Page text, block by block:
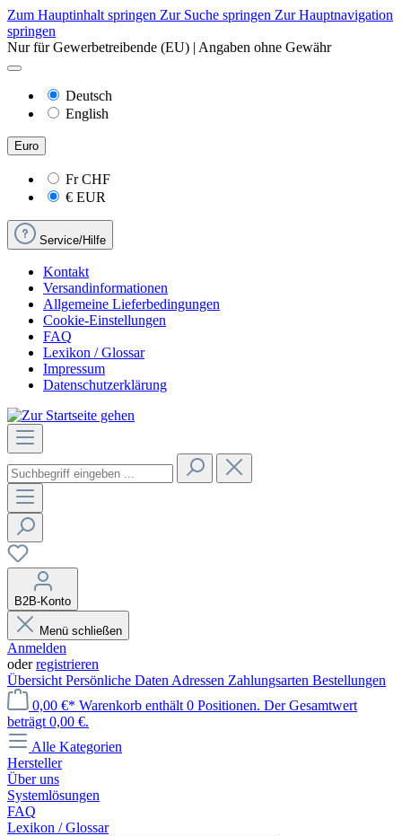
Zum Hauptinhalt springen Zur Suche springen Zur Hauptnavigation
springen
Nur für Gewerbetreibende (EU) | Angaben ohne Gewähr
Deutsch
English
Euro
FrCHF
€ EUR
Service/Hilfe
Kontakt
Versandinformationen
Allgemeine Lieferbedingungen
Cookie-Einstellungen
FAQ
Lexikon / Glossar
Impressum
Datenschutzerklärung
B2B-Konto
Menü schließen
Anmelden
oderregistrieren
Übersicht Persönliche Daten Adressen Zahlungsarten Bestellungen
0,00 €* Warenkorb enthält 0 Positionen. Der Gesamtwert
beträgt 0,00 €.
Alle Kategorien
Hersteller
Über uns
Systemlösungen
FAQ
Lexikon / Glossar